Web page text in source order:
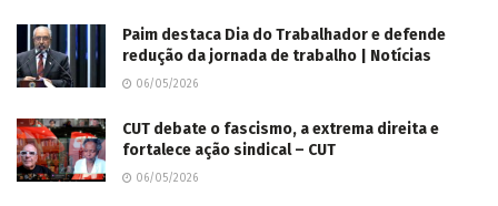
Paim destaca Dia do Trabalhador e defende
redução da jornada de trabalho | Notícias
06/05/2026
CUT debate o fascismo, a extrema direita e
fortalece ação sindical – CUT
06/05/2026